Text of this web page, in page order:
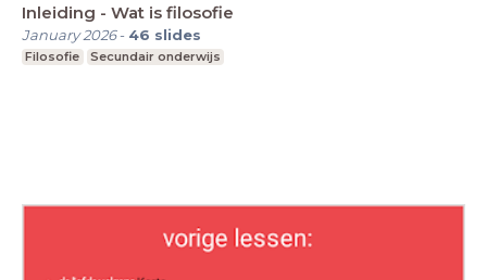
Inleiding - Wat is filosofie
January 2026- 46 slides
Filosofie Secundair onderwijs